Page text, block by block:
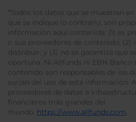
*Todos los datos que se muestran
que se indique lo contrario, son
información aquí contenida: (1) es
o sus proveedores de contenido; (2)
distribuir; y (3) no se garantiza que
oportuna. Ni Allfunds ni EBN Banco
contenido son responsables de los
surjan del uso de esta información.
proveedores de datos e
financieros más grandes del
mundo. https://www.allfunds.com.